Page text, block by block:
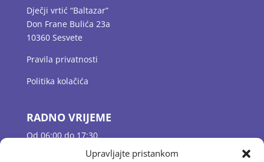
Upravljajte pristankom
Dječji vrtić “Baltazar”
Don Frane Bulića 23a
10360 Sesvete
Pravila privatnosti
Politika kolačića
RADNO VRIJEME
Od 06:00 do 17:30
Jutarnje dežurstvo 06:00 – 07:30